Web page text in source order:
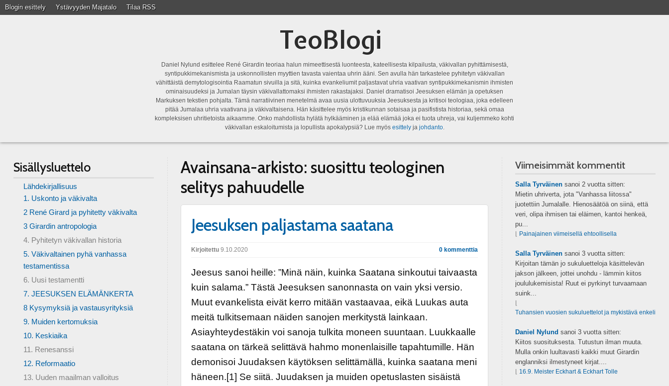
Blogin esittely Ystävyyden Majatalo Tilaa RSS
TeoBlogi
Daniel Nylund esittelee René Girardin teoriaa halun mimeettisestä luonteesta, kateellisesta kilpailusta, väkivallan pyhittämisestä,
syntipukkimekanismista ja uskonnollisten myyttien tavasta vaientaa uhrin ääni. Sen avulla hän tarkastelee pyhitetyn väkivallan
vähittäistä demytologisointia Raamatun sivuilla ja sitä, kuinka evankeliumit paljastavat uhria vaativan syntipukkimekanismin ihmisten
ominaisuudeksi ja Jumalan täysin väkivallattomaksi ihmisten rakastajaksi. Daniel dramatisoi Jeesuksen elämän ja opetuksen
Markuksen tekstien pohjalta. Tämä narratiivinen menetelmä avaa uusia ulottuvuuksia Jeesuksesta ja kritisoi teologiaa, joka edelleen
pitää Jumalaa uhria vaativana ja väkivaltaisena. Hän käsittelee myös kristikunnan sotaisaa ja pasifistista historiaa, sekä omaa
kompleksisen uhritietoista aikaamme. Onko mahdollista hylätä hylkääminen ja elää elämää joka ei tuota uhreja, vai kuljemmeko kohti
väkivallan eskaloitumista ja lopullista apokalypsiä? Lue myös esittelyja johdanto.
Avainsana-arkisto: suosittu teologinen
selitys pahuudelle
Jeesuksen paljastama saatana
Kirjoitettu9.10.2020 0 kommenttia
Jeesus sanoi heille: ”Minä näin, kuinka Saatana sinkoutui taivaasta
kuin salama.” Tästä Jeesuksen sanonnasta on vain yksi versio.
Muut evankelista eivät kerro mitään vastaavaa, eikä Luukas auta
meitä tulkitsemaan näiden sanojen merkitystä lainkaan.
Asiayhteydestäkin voi sanoja tulkita moneen suuntaan. Luukkaalle
saatana on tärkeä selittävä hahmo monenlaisille tapahtumille. Hän
demonisoi Juudaksen käytöksen selittämällä, kuinka saatana meni
häneen.[1] Se siitä. Juudaksen ja muiden opetuslasten sisäistä
Sisällysluettelo
Lähdekirjallisuus
1. Uskonto ja väkivalta
2 René Girard ja pyhitetty väkivalta
3 Girardin antropologia
4. Pyhitetyn väkivallan historia
5. Väkivaltainen pyhä vanhassa
testamentissa
6. Uusi testamentti
7. JEESUKSEN ELÄMÄNKERTA
8 Kysymyksiä ja vastausyrityksiä
9. Muiden kertomuksia
10. Keskiaika
11. Renesanssi
12. Reformaatio
13. Uuden maailman valloitus
Viimeisimmät kommentit
Salla Tyrväinensanoi 2 vuotta sitten:
Mietin uhriverta, jota "Vanhassa liitossa"
juotettiin Jumalalle. Hienosäätöä on siinä, että
veri, olipa ihmisen tai eläimen, kantoi henkeä,
pu...
Painajainen viimeisellä ehtoollisella
Salla Tyrväinensanoi 3 vuotta sitten:
Kirjoitan tämän jo sukuluetteloja käsittelevän
jakson jälkeen, jottei unohdu - lämmin kiitos
joululukemisista! Ruut ei pyrkinyt turvaamaan
suink...
Tuhansien vuosien sukuluettelot ja mykistävä enkeli
Daniel Nylund sanoi 3 vuotta sitten:
Kiitos suosituksesta. Tutustun ilman muuta.
Mulla onkin luultavasti kaikki muut Girardin
englanniksi ilmestyneet kirjat....
16.9. Meister Eckhart & Eckhart Tolle